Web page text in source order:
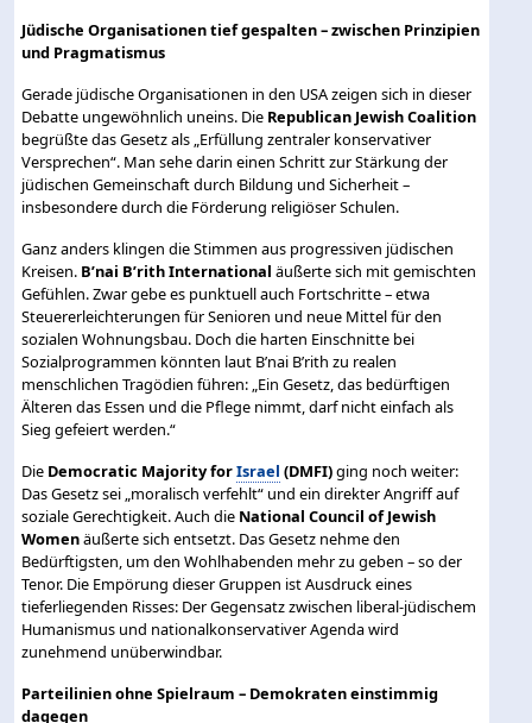
Jüdische Organisationen tief gespalten – zwischen Prinzipien
und Pragmatismus
Gerade jüdische Organisationen in den USA zeigen sich in dieser
Debatte ungewöhnlich uneins. Die Republican Jewish Coalition
begrüßte das Gesetz als „Erfüllung zentraler konservativer
Versprechen“. Man sehe darin einen Schritt zur Stärkung der
jüdischen Gemeinschaft durch Bildung und Sicherheit –
insbesondere durch die Förderung religiöser Schulen.
Ganz anders klingen die Stimmen aus progressiven jüdischen
Kreisen. B’nai B’rith International äußerte sich mit gemischten
Gefühlen. Zwar gebe es punktuell auch Fortschritte – etwa
Steuererleichterungen für Senioren und neue Mittel für den
sozialen Wohnungsbau. Doch die harten Einschnitte bei
Sozialprogrammen könnten laut B’nai B’rith zu realen
menschlichen Tragödien führen: „Ein Gesetz, das bedürftigen
Älteren das Essen und die Pflege nimmt, darf nicht einfach als
Sieg gefeiert werden.“
Die Democratic Majority forIsrael (DMFI)ging noch weiter:
Das Gesetz sei „moralisch verfehlt“ und ein direkter Angriff auf
soziale Gerechtigkeit. Auch die National Council of Jewish
Womenäußerte sich entsetzt. Das Gesetz nehme den
Bedürftigsten, um den Wohlhabenden mehr zu geben – so der
Tenor. Die Empörung dieser Gruppen ist Ausdruck eines
tieferliegenden Risses: Der Gegensatz zwischen liberal-jüdischem
Humanismus und nationalkonservativer Agenda wird
zunehmend unüberwindbar.
Parteilinien ohne Spielraum – Demokraten einstimmig
dagegen